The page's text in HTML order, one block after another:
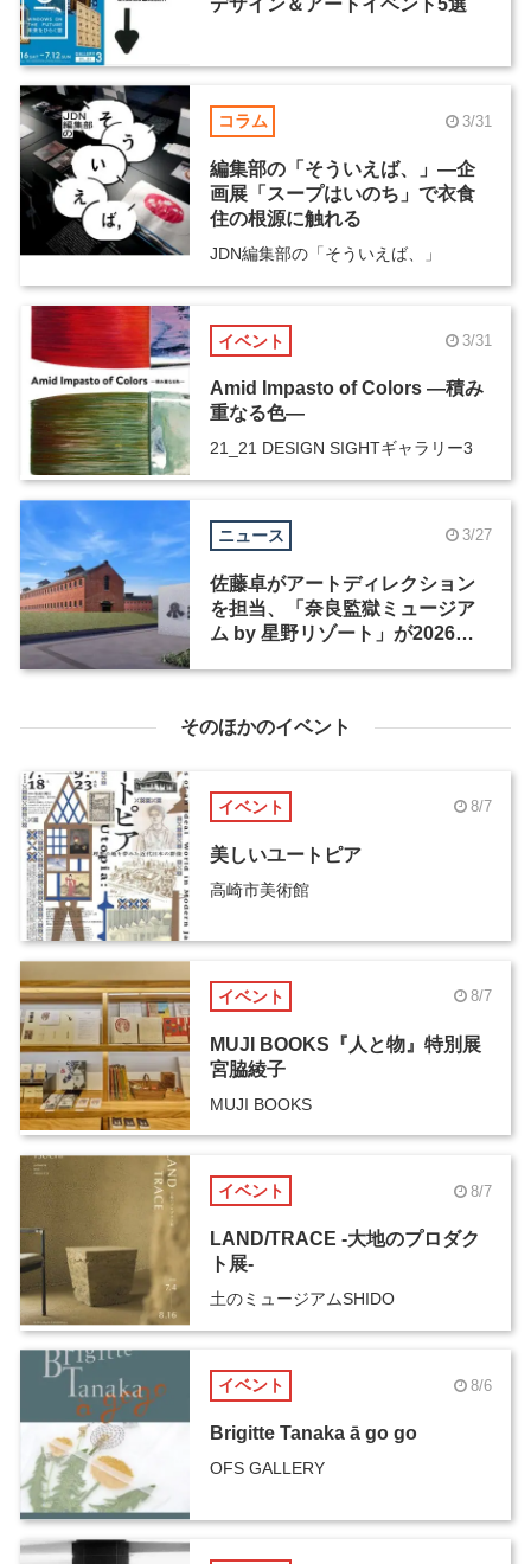
デザイン＆アートイベント5選
コラム 3/31
編集部の「そういえば、」―企
画展「スープはいのち」で衣食
住の根源に触れる
JDN編集部の「そういえば、」
イベント 3/31
Amid Impasto of Colors ―積み
重なる色―
21_21 DESIGN SIGHTギャラリー3
ニュース 3/27
佐藤卓がアートディレクション
を担当、「奈良監獄ミュージア
ム by 星野リゾート」が2026年4
そのほかのイベント
イベント 8/7
美しいユートピア
高崎市美術館
イベント 8/7
MUJI BOOKS『人と物』特別展
宮脇綾子
MUJI BOOKS
イベント 8/7
LAND/TRACE -大地のプロダク
ト展-
土のミュージアムSHIDO
イベント 8/6
Brigitte Tanaka ā go go
OFS GALLERY